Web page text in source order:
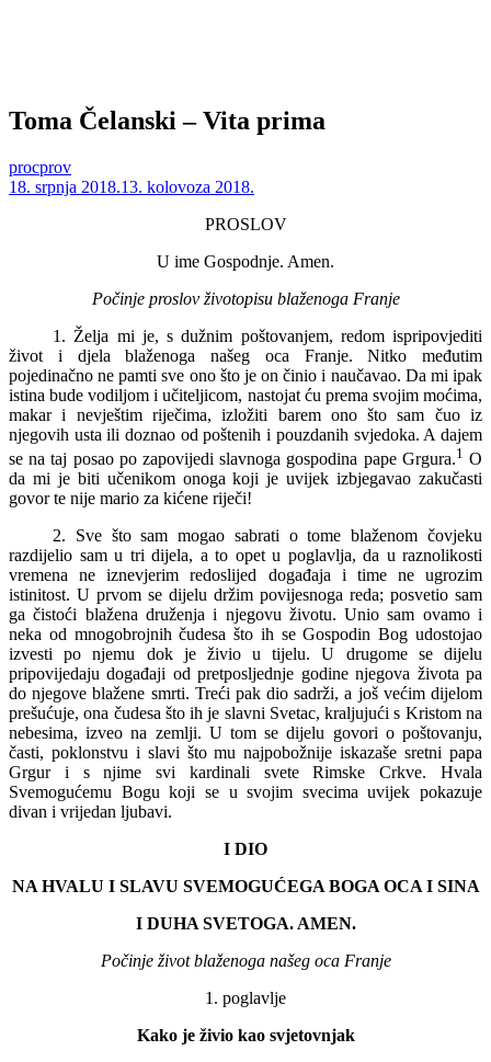
Toma Čelanski – Vita prima
procprov
18. srpnja 2018.13. kolovoza 2018.
PROSLOV
U ime Gospodnje. Amen.
Počinje proslov životopisu blaženoga Franje
1. Želja mi je, s dužnim poštovanjem, redom ispripovjediti
život i djela blaženoga našeg oca Franje. Nitko međutim
pojedinačno ne pamti sve ono što je on činio i naučavao. Da mi ipak
istina bude vodiljom i učiteljicom, nastojat ću prema svojim moćima,
makar i nevještim riječima, izložiti barem ono što sam čuo iz
njegovih usta ili doznao od poštenih i pouzdanih svjedoka. A dajem
se na taj posao po zapovijedi slavnoga gospodina pape Grgura.1 O
da mi je biti učenikom onoga koji je uvijek izbjegavao zakučasti
govor te nije mario za kićene riječi!
2. Sve što sam mogao sabrati o tome blaženom čovjeku
razdijelio sam u tri dijela, a to opet u poglavlja, da u raznolikosti
vremena ne iznevjerim redoslijed događaja i time ne ugrozim
istinitost. U prvom se dijelu držim povijesnoga reda; posvetio sam
ga čistoći blažena druženja i njegovu životu. Unio sam ovamo i
neka od mnogobrojnih čudesa što ih se Gospodin Bog udostojao
izvesti po njemu dok je živio u tijelu. U drugome se dijelu
pripovijedaju događaji od pretposljednje godine njegova života pa
do njegove blažene smrti. Treći pak dio sadrži, a još većim dijelom
prešućuje, ona čudesa što ih je slavni Svetac, kraljujući s Kristom na
nebesima, izveo na zemlji. U tom se dijelu govori o poštovanju,
časti, poklonstvu i slavi što mu najpobožnije iskazaše sretni papa
Grgur i s njime svi kardinali svete Rimske Crkve. Hvala
Svemogućemu Bogu koji se u svojim svecima uvijek pokazuje
divan i vrijedan ljubavi.
I DIO
NA HVALU I SLAVU SVEMOGUĆEGA BOGA OCA I SINA
I DUHA SVETOGA. AMEN.
Počinje život blaženoga našeg oca Franje
1. poglavlje
Kako je živio kao svjetovnjak